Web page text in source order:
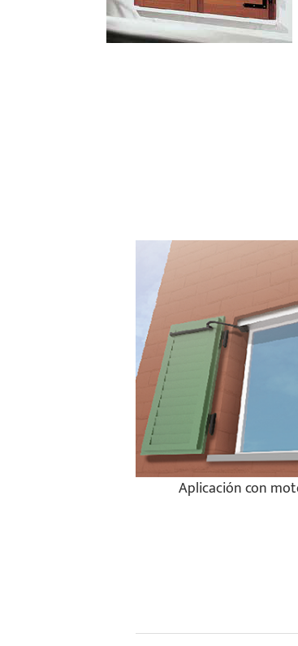
Aplicación con